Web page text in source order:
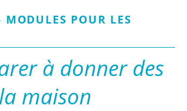
POUR LES
à donner des
maison